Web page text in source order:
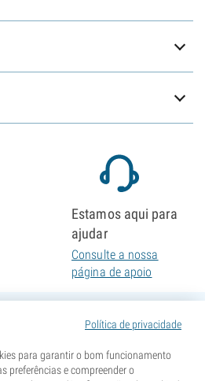
Política de privacidade
para garantir o bom funcionamento
preferências e compreender o
Estamos aqui para
ajudar
Consulte a nossa
página de apoio